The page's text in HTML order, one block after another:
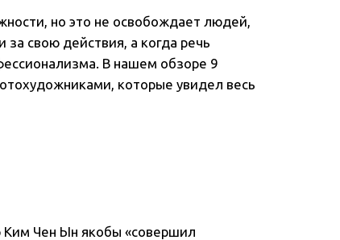
но это не освобождает людей,
свою действия, а когда речь
В нашем обзоре 9
которые увидел весь
Ким Чен Ын якобы «совершил